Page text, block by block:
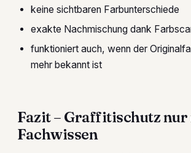
keine sichtbaren Farbunterschiede
exakte Nachmischung dank
funktioniert auch, wenn der
mehr bekannt ist
Fazit – Graffitischutz
Fachwissen